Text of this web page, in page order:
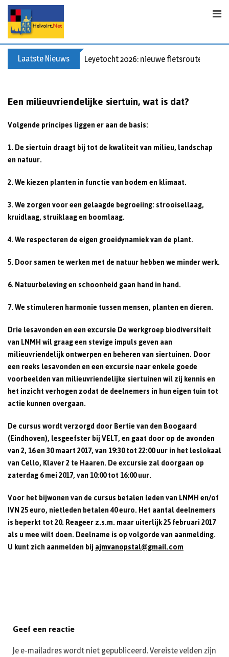
p
Laatste Nieuws Leyetocht 2026: nieuwe fietsroutes
Een milieuvriendelijke siertuin, wat is dat?
Volgende principes liggen er aan de basis:
1. De siertuin draagt bij tot de kwaliteit van milieu, landschap
en natuur.
2. We kiezen planten in functie van bodem en klimaat.
3. We zorgen voor een gelaagde begroeiing: strooisellaag,
kruidlaag, struiklaag en boomlaag.
4. We respecteren de eigen groeidynamiek van de plant.
5. Door samen te werken met de natuur hebben we minder werk.
6. Natuurbeleving en schoonheid gaan hand in hand.
7. We stimuleren harmonie tussen mensen, planten en dieren.
Drie lesavonden en een excursie De werkgroep biodiversiteit
van LNMH wil graag een stevige impuls geven aan
milieuvriendelijk ontwerpen en beheren van siertuinen. Door
een reeks lesavonden en een excursie naar enkele goede
voorbeelden van milieuvriendelijke siertuinen wil zij kennis en
het inzicht verhogen zodat de deelnemers in hun eigen tuin tot
actie kunnen overgaan.
De cursus wordt verzorgd door Bertie van den Boogaard
(Eindhoven), lesgeefster bij VELT, en gaat door op de avonden
van 2, 16 en 30 maart 2017, van 19:30 tot 22:00 uur in het leslokaal
van Cello, Klaver 2 te Haaren. De excursie zal doorgaan op
zaterdag 6 mei 2017, van 10:00 tot 16:00 uur.
Voor het bijwonen van de cursus betalen leden van LNMH en/of
IVN 25 euro, nietleden betalen 40 euro. Het aantal deelnemers
is beperkt tot 20. Reageer z.s.m. maar uiterlijk 25 februari 2017
als u mee wilt doen. Deelname is op volgorde van aanmelding.
U kunt zich aanmelden bijajmvanopstal@gmail.com
Geef een reactie
Je e-mailadres wordt niet gepubliceerd.Vereiste velden zijn